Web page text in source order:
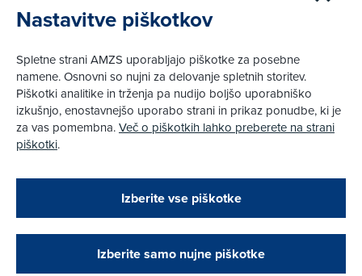
Zapri
Podarjamo vam 10 €!
Obstoječi in novi AMZS člani, ki boste v AMZS
opravili registracijo vozila, boste prejeli
vrednostno darilno kartico z dobroimetjem v višini
Postanite član AMZS
Zakaj (p)ostati član?
Kako vam pomagamo
Pravni vidiki
Piškotki
Pravno obvestilo
Pri spletni včlanitvi so podprta naslednja plačilna sredstva:
Nastavitve piškotkov
Spletne strani AMZS uporabljajo piškotke za posebne
namene. Osnovni so nujni za delovanje spletnih storitev.
Piškotki analitike in trženja pa nudijo boljšo uporabniško
izkušnjo, enostavnejšo uporabo strani in prikaz ponudbe, ki je
za vas pomembna.Več o piškotkih lahko preberete na strani
piškotki.
Izberite vse piškotke
Izberite samo nujne piškotke